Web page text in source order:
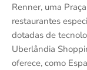
Renner, uma
restaurantes
dotadas de
Uberlândia
oferece, como